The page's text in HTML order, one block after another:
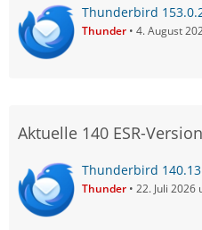
Thunderbird
Thunder 4. August
Aktuelle 140 ESR-Version
Thunderbird
Thunder 22. Juli 2026